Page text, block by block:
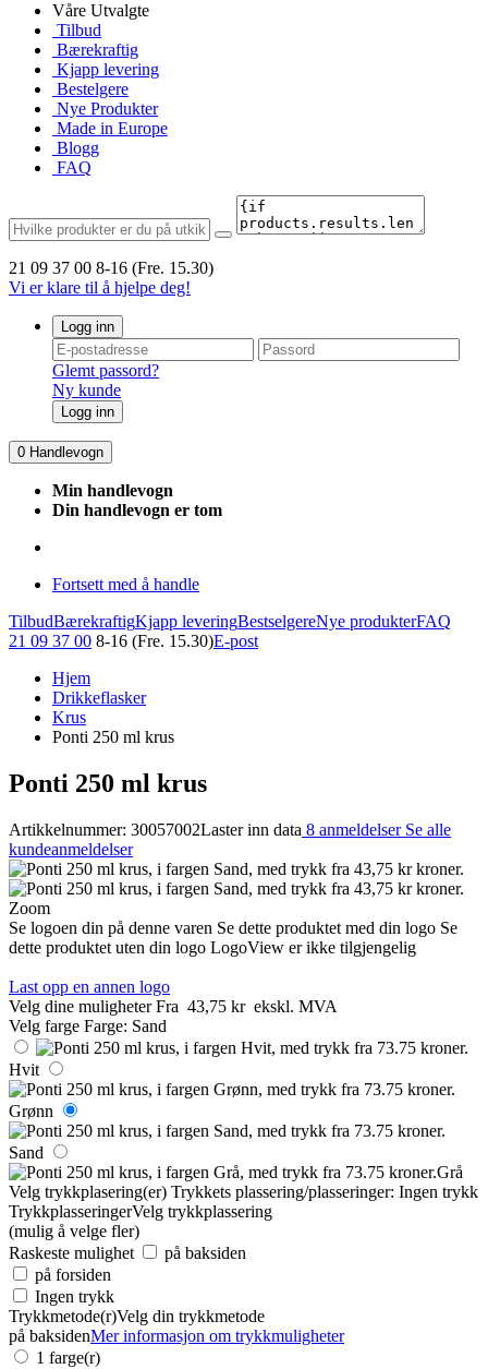
Våre Utvalgte
Tilbud
Bærekraftig
Kjapp levering
Bestelgere
Nye Produkter
Made in Europe
Blogg
FAQ
21 09 37 00 8-16 (Fre. 15.30)
Vi er klare til å hjelpe deg!
Logg inn
Glemt passord?
Ny kunde
Logg inn
0 Handlevogn
Min handlevogn
Din handlevogn er tom
Fortsett med å handle
TilbudBærekraftigKjapp leveringBestselgereNye produkterFAQ
21 09 37 00 8-16 (Fre. 15.30)E-post
Hjem
Drikkeflasker
Krus
Ponti 250 ml krus
Ponti 250 ml krus
Artikkelnummer: 30057002Laster inn data 8 anmeldelser Se alle
kundeanmeldelser
Zoom
Se logoen din på denne varen Se dette produktet med din logo Se
dette produktet uten din logo LogoView er ikke tilgjengelig
Last opp en annen logo
Velg dine muligheter Fra 43,75 kr ekskl. MVA
Velg farge Farge: Sand
Hvit
Grønn
Sand
Grå
Velg trykkplasering(er) Trykkets plassering/plasseringer: Ingen trykk
TrykkplasseringerVelg trykkplassering
(mulig å velge fler)
Raskeste mulighet
på baksiden
på forsiden
Ingen trykk
Trykkmetode(r)Velg din trykkmetode
på baksidenMer informasjon om trykkmuligheter
1 farge(r)